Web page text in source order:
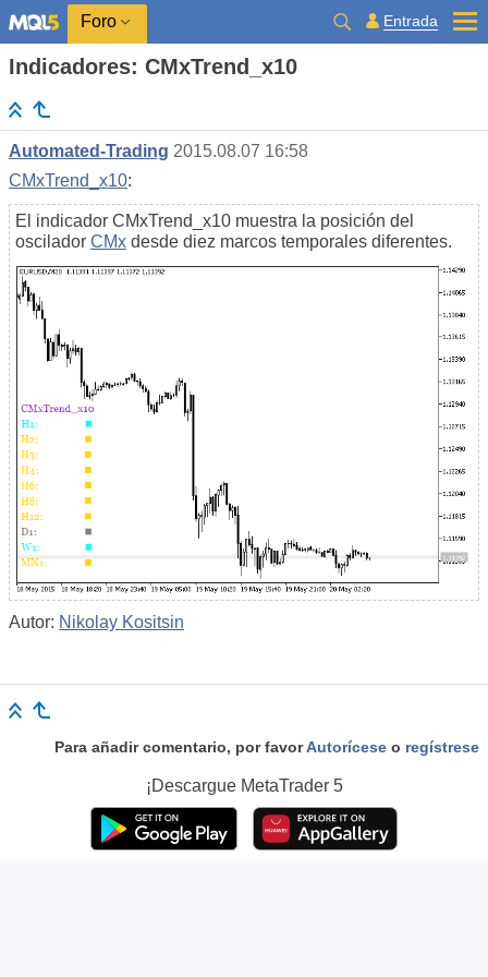
Foro Entrada
Indicadores: CMxTrend_x10
Automated-Trading 2015.08.07 16:58
CMxTrend_x10:
El indicador CMxTrend_x10 muestra la posición del
oscilador CMx desde diez marcos temporales diferentes.
Autor: Nikolay Kositsin
Para añadir comentario, por favorAutorícese o regístrese
¡Descargue MetaTrader 5